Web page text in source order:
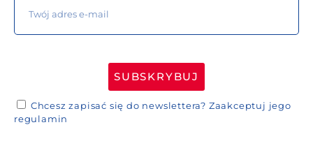
Chcesz zapisać się do newslettera? Zaakceptuj jego
regulamin
SUBSKRYBUJ